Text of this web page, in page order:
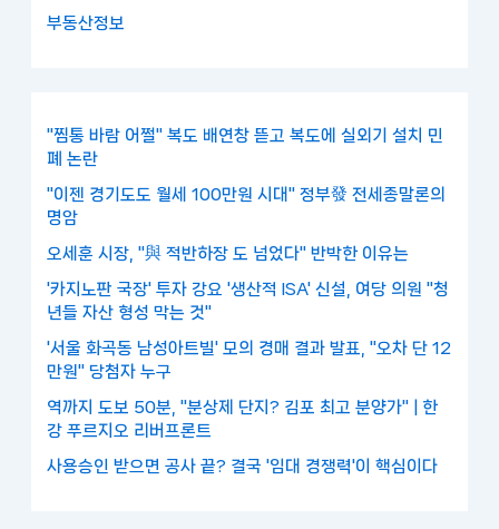
부동산정보
"찜통 바람 어쩔" 복도 배연창 뜯고 복도에 실외기 설치 민
폐 논란
"이젠 경기도도 월세 100만원 시대" 정부發 전세종말론의
명암
오세훈 시장, "與 적반하장 도 넘었다" 반박한 이유는
'카지노판 국장' 투자 강요 '생산적 ISA' 신설, 여당 의원 "청
년들 자산 형성 막는 것"
'서울 화곡동 남성아트빌' 모의 경매 결과 발표, "오차 단 12
만원" 당첨자 누구
역까지 도보 50분, "분상제 단지? 김포 최고 분양가" | 한
강 푸르지오 리버프론트
사용승인 받으면 공사 끝? 결국 '임대 경쟁력'이 핵심이다